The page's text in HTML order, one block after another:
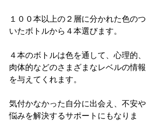
１００本以上の２層に分かれた色のつ
いたボトルから４本選びます。
４本のボトルは色を通して、心理的、
肉体的などのさまざまなレベルの情報
を与えてくれます。
気付かなかった自分に出会え、不安や
悩みを解決するサポートにもなりま